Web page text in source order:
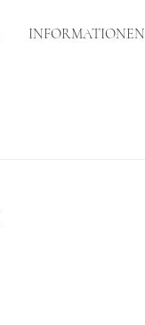
INFORMATIONEN